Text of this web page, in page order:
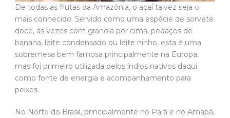
De todas as frutas da Amazônia, o açaí talvez seja o
mais conhecido. Servido como uma espécie de sorvete
doce, às vezes com granola por cima, pedaços de
banana, leite condensado ou leite ninho, esta é uma
sobremesa bem famosa principalmente na Europa,
mas foi primeiro utilizada pelos índios nativos daqui
como fonte de energia e acompanhamento para
peixes.
No Norte do Brasil, principalmente no Pará e no Amapá,